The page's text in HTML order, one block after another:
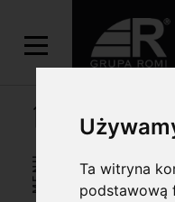
Ta witryna
podstawową
MENU
HOME